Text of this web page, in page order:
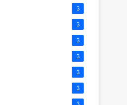
3
3
3
3
3
3